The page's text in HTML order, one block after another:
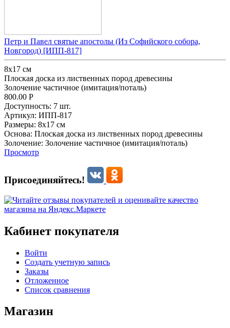
Петр и Павел святые апостолы (Из Софийского собора,
Новгород) [ИПП-817]
8x17 см
Плоская доска из лиственных пород древесины
Золочение частичное (имитация/поталь)
800.00 Р
Доступность: 7 шт.
Артикул: ИПП-817
Размеры: 8x17 см
Основа: Плоская доска из лиственных пород древесины
Золочение: Золочение частичное (имитация/поталь)
Просмотр
Присоединяйтесь!
Кабинет покупателя
Войти
Создать учетную запись
Заказы
Отложенное
Список сравнения
Магазин